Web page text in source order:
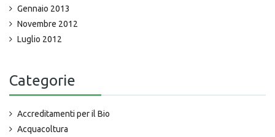
Gennaio 2013
Novembre 2012
Luglio 2012
Categorie
Accreditamenti per il Bio
Acquacoltura